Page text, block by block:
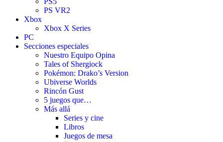
PS VR2
Xbox
Xbox X Series
PC
Secciones especiales
Nuestro Equipo Opina
Tales of Shergiock
Pokémon: Drako’s Version
Ubiverse Worlds
Rincón Gust
5 juegos que…
Más allá
Series y cine
Libros
Juegos de mesa